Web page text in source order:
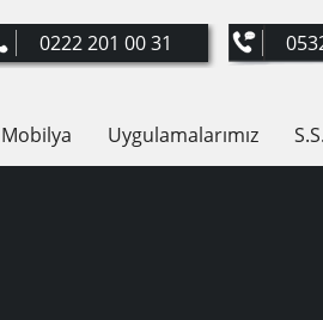
0222 201 00 31
Mobilya Uygulamalarımız